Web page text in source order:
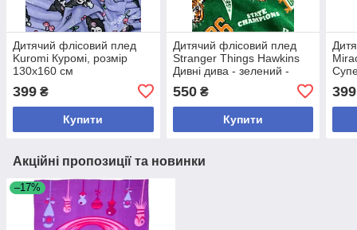
Дитячий флісовий плед
Kuromi Куромі, розмір
130х160 см
399 ₴
Купити
Дитячий флісовий плед
Stranger Things Hawkins
Дивні дива - зелений -
550₴
Купити
399
Акційні пропозиції та новинки
–17%